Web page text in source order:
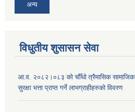
अन्य
विधुतीय शुसासन सेवा
आ.व. २०८२।०८३ को चौँथो त्रैमासिक सामाजिक
सुरक्षा भत्ता प्राप्त गर्ने लाभग्राहीहरुको विवरण